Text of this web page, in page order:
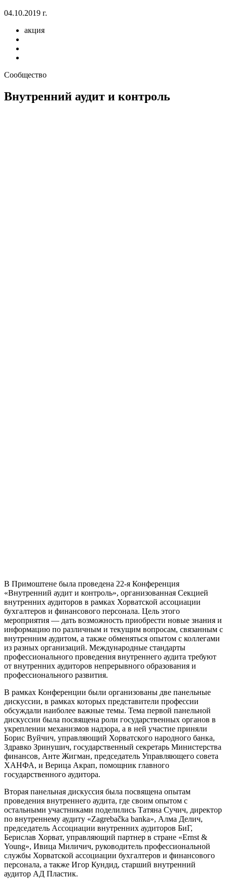
04.10.2019 г.
акция
Сообщество
Внутренний аудит и контроль
В Примоштене была проведена 22-я Конференция
«Внутренний аудит и контроль», организованная Секцией
внутренних аудиторов в рамках Хорватской ассоциации
бухгалтеров и финансового персонала. Цель этого
мероприятия — дать возможность приобрести новые знания и
информацию по различным и текущим вопросам, связанным с
внутренним аудитом, а также обменяться опытом с коллегами
из разных организаций. Международные стандарты
профессионального проведения внутреннего аудита требуют
от внутренних аудиторов непрерывного образования и
профессионального развития.
В рамках Конференции были организованы две панельные
дискуссии, в рамках которых представители профессии
обсуждали наиболее важные темы. Тема первой панельной
дискуссии была посвящена роли государственных органов в
укреплении механизмов надзора, а в ней участие приняли
Борис Вуйчич, управляющий Хорватского народного банка,
Здравко Зринушич, государственный секретарь Министерства
финансов, Анте Жигман, председатель Управляющего совета
ХАНФА, и Верица Акрап, помощник главного
государственного аудитора.
Вторая панельная дискуссия была посвящена опытам
проведения внутреннего аудита, где своим опытом с
остальными участниками поделились Татяна Сучич, директор
по внутреннему аудиту «Zagrebačka banka», Алма Делич,
председатель Ассоциации внутренних аудиторов БиГ,
Берислав Хорват, управляющий партнер в стране «Ernst &
Young», Ивица Миличич, руководитель профессиональной
службы Хорватской ассоциации бухгалтеров и финансового
персонала, а также Игор Кундид, старший внутренний
аудитор АД Пластик.